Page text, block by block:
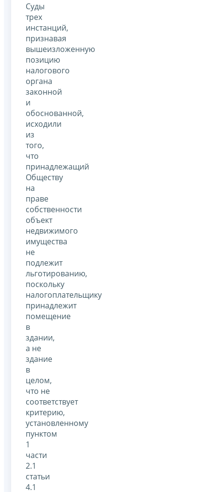
Суды
трех
инстанций,
признавая
вышеизложенную
позицию
налогового
органа
законной
и
обоснованной,
исходили
из
того,
что
принадлежащий
Обществу
на
праве
собственности
объект
недвижимого
имущества
не
подлежит
льготированию,
поскольку
налогоплательщику
принадлежит
помещение
в
здании,
а не
здание
в
целом,
что не
соответствует
критерию,
установленному
пунктом
1
части
2.1
статьи
4.1